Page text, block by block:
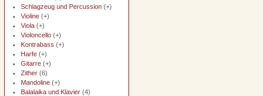
Schlagzeug und Percussion (+)
Violine (+)
Viola (+)
Violoncello (+)
Kontrabass (+)
Harfe (+)
Gitarre (+)
Zither (6)
Mandoline (+)
Balalaika und Klavier (4)